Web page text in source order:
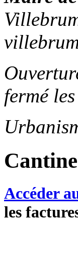
fermé
Accéder
les